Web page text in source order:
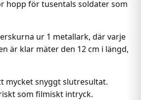
hopp för tusentals soldater som
ur 1 metallark, där varje
är klar mäter den 12 cm i längd,
mycket snyggt slutresultat.
som filmiskt intryck.